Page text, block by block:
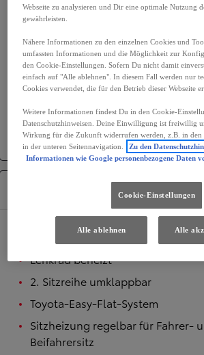
Fahrleistungen
Höchstgeschwindigkeit
Beschleunigung 0-100 km
Antrieb
Getriebe
Lenkrad beheizt
2. Sitzreihe umklappbar
Toyota-Easy-Flat-System
Sitzheizung regelbar für Fahrer-
Beifahrersitz
Webseite zu analysieren und Dir eine optimale Nutzung
gewährleisten.
Nähere Informationen zu den einzelnen Cookies und
umfassten Informationen und die Möglichkeit zur
den Cookie-Einstellungen. Sofern Du nicht damit
einfach auf "Alle ablehnen". In diesem Fall werden nur
Cookies verwendet, die für den Betrieb dieser Webseite
Weitere Informationen findest Du in den Cookie-
Datenschutzhinweisen. Deine Einwilligung ist freiwillig
Wirkung für die Zukunft widerrufen werden, z.B. in den
in der unteren Seitennavigation.
Zu den
Informationen wie Google personenbezogene Daten
Cookie-Einstellungen
Alle ablehnen Alle